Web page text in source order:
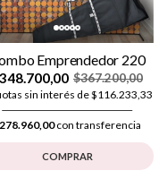
Emprendedor 220
$367.200,00
sin interés de $116.233,33
con transferencia
COMPRAR